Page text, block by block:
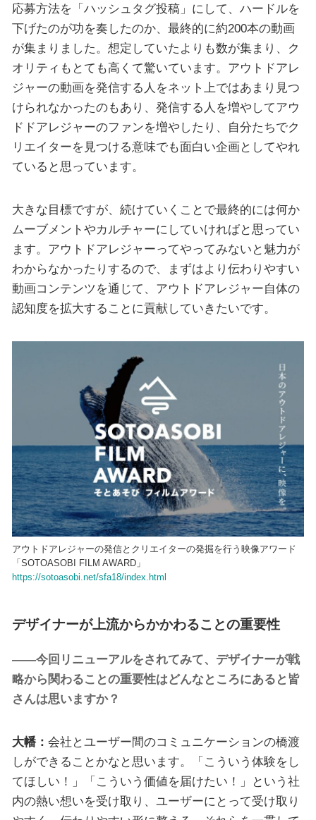
応募方法を「ハッシュタグ投稿」にして、ハードルを
下げたのが功を奏したのか、最終的に約200本の動画
が集まりました。想定していたよりも数が集まり、ク
オリティもとても高くて驚いています。アウトドアレ
ジャーの動画を発信する人をネット上ではあまり見つ
けられなかったのもあり、発信する人を増やしてアウ
ドドアレジャーのファンを増やしたり、自分たちでク
リエイターを見つける意味でも面白い企画としてやれ
ていると思っています。
大きな目標ですが、続けていくことで最終的には何か
ムーブメントやカルチャーにしていければと思ってい
ます。アウトドアレジャーってやってみないと魅力が
わからなかったりするので、まずはより伝わりやすい
動画コンテンツを通じて、アウトドアレジャー自体の
認知度を拡大することに貢献していきたいです。
アウトドアレジャーの発信とクリエイターの発掘を行う映像アワード
「SOTOASOBI FILM AWARD」
https://sotoasobi.net/sfa18/index.html
デザイナーが上流からかかわることの重要性
――今回リニューアルをされてみて、デザイナーが戦
略から関わることの重要性はどんなところにあると皆
さんは思いますか？
大幡： 会社とユーザー間のコミュニケーションの橋渡
しができることかなと思います。「こういう体験をし
てほしい！」「こういう価値を届けたい！」という社
内の熱い想いを受け取り、ユーザーにとって受け取り